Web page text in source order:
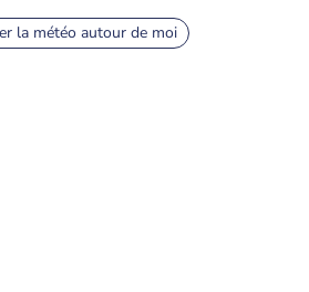
la météo autour de moi